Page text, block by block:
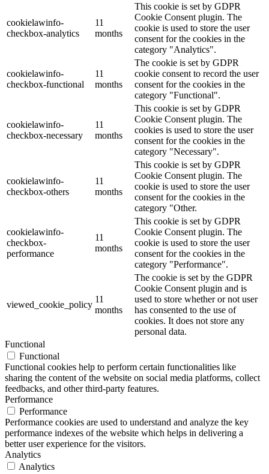
cookielawinfo-
checkbox-analytics
11
months
This cookie is set by GDPR
Cookie Consent plugin. The
cookie is used to store the user
consent for the cookies in the
category "Analytics".
cookielawinfo-
checkbox-functional
11
months
The cookie is set by GDPR
cookie consent to record the user
consent for the cookies in the
category "Functional".
cookielawinfo-
checkbox-necessary
11
months
This cookie is set by GDPR
Cookie Consent plugin. The
cookies is used to store the user
consent for the cookies in the
category "Necessary".
cookielawinfo-
checkbox-others
11
months
This cookie is set by GDPR
Cookie Consent plugin. The
cookie is used to store the user
consent for the cookies in the
category "Other.
cookielawinfo-
checkbox-
performance
11
months
This cookie is set by GDPR
Cookie Consent plugin. The
cookie is used to store the user
consent for the cookies in the
category "Performance".
viewed_cookie_policy
11
months
The cookie is set by the GDPR
Cookie Consent plugin and is
used to store whether or not user
has consented to the use of
cookies. It does not store any
personal data.
Functional
Functional
Functional cookies help to perform certain functionalities like
sharing the content of the website on social media platforms, collect
feedbacks, and other third-party features.
Performance
Performance
Performance cookies are used to understand and analyze the key
performance indexes of the website which helps in delivering a
better user experience for the visitors.
Analytics
Analytics